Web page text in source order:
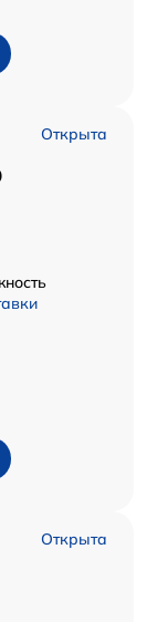
Открыта
Открыта